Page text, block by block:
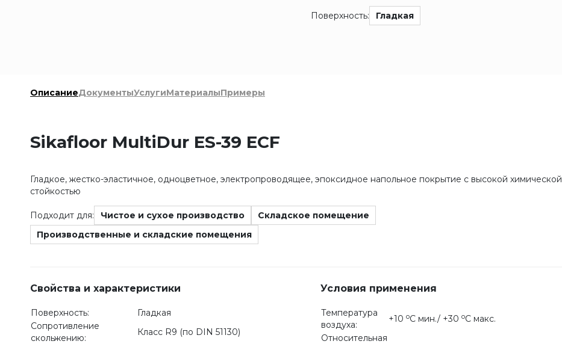
Поверхность: Гладкая
ОписаниеДокументыУслугиМатериалыПримеры
Sikafloor MultiDur ES-39 ECF
Гладкое, жестко-эластичное, одноцветное, электропроводящее, эпоксидное напольное покрытие с высокой химической
стойкостью
Подходит для: Чистое и сухое производство
Складское помещение
Производственные и складские помещения
Свойства и характеристики
Поверхность:
Гладкая
Сопротивление
скольжению:
Класс R9 (по DIN 51130)
Условия применения
Температура
воздуха:
+10 oС мин./ +30 oС макс.
Относительная